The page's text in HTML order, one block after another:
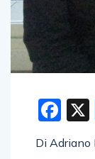
Di Adriano